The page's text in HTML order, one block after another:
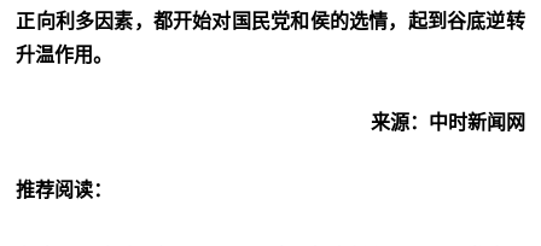
正向利多因素，都开始对国民党和侯的选情，起到谷底逆转
升温作用。
来源：中时新闻网
推荐阅读：